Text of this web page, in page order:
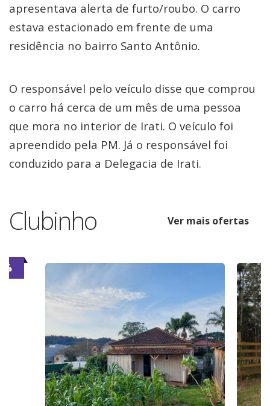
apresentava alerta de furto/roubo. O carro
estava estacionado em frente de uma
residência no bairro Santo Antônio.
O responsável pelo veículo disse que comprou
o carro há cerca de um mês de uma pessoa
que mora no interior de Irati. O veículo foi
apreendido pela PM. Já o responsável foi
conduzido para a Delegacia de Irati.
Clubinho Ver mais ofertas